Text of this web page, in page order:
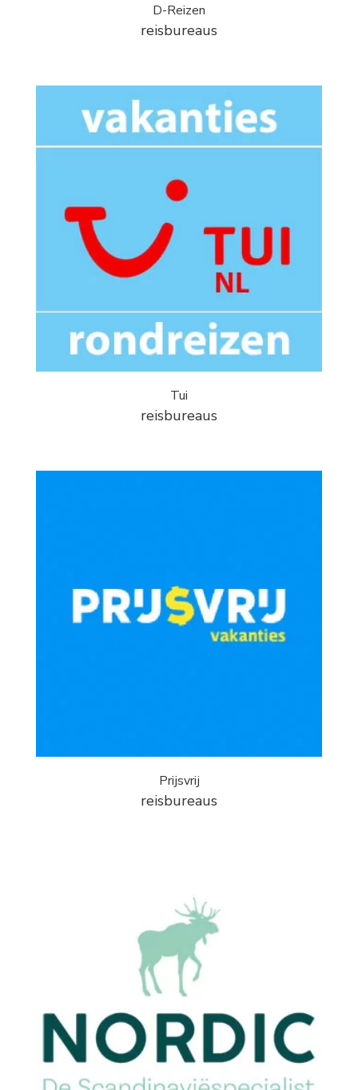
D-Reizen
reisbureaus
Tui
reisbureaus
Prijsvrij
reisbureaus